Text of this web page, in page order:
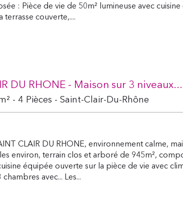
: Pièce de vie de 50m² lumineuse avec
terrasse couverte,....
DU RHONE - Maison sur 3 niveaux...
- 4 Pièces - Saint-Clair-Du-Rhône
CLAIR DU RHONE, environnement calme,
environ, terrain clos et arboré de 945m²,
équipée ouverte sur la pièce de vie avec
avec... Les...